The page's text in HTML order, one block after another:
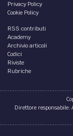
Privacy Policy
Cookie Policy
RSS contributi
Academy
Archivio articoli
Codici
Riviste
Rubriche
Direttore